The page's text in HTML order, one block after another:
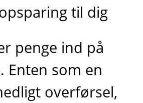
til dig
penge ind på
Enten som en
overførsel,